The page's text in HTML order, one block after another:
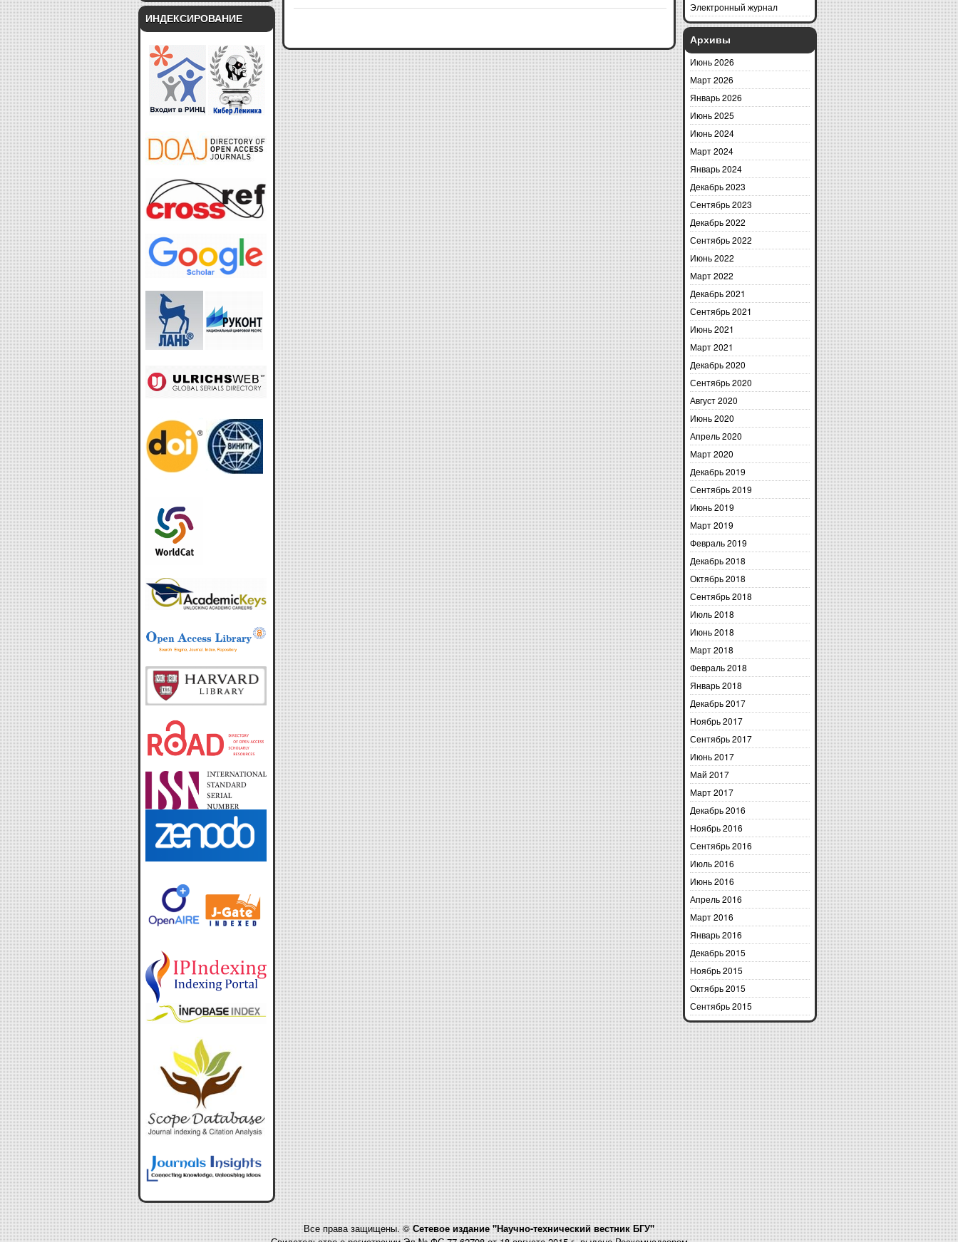
ИНДЕКСИРОВАНИЕ
Электронный журнал
Архивы
Июнь 2026
Март 2026
Январь 2026
Июнь 2025
Июнь 2024
Март 2024
Январь 2024
Декабрь 2023
Сентябрь 2023
Декабрь 2022
Сентябрь 2022
Июнь 2022
Март 2022
Декабрь 2021
Сентябрь 2021
Июнь 2021
Март 2021
Декабрь 2020
Сентябрь 2020
Август 2020
Июнь 2020
Апрель 2020
Март 2020
Декабрь 2019
Сентябрь 2019
Июнь 2019
Март 2019
Февраль 2019
Декабрь 2018
Октябрь 2018
Сентябрь 2018
Июль 2018
Июнь 2018
Март 2018
Февраль 2018
Январь 2018
Декабрь 2017
Ноябрь 2017
Сентябрь 2017
Июнь 2017
Май 2017
Март 2017
Декабрь 2016
Ноябрь 2016
Сентябрь 2016
Июль 2016
Июнь 2016
Апрель 2016
Март 2016
Январь 2016
Декабрь 2015
Ноябрь 2015
Октябрь 2015
Сентябрь 2015
Все права защищены. ©Сетевое издание "Научно-технический вестник БГУ"